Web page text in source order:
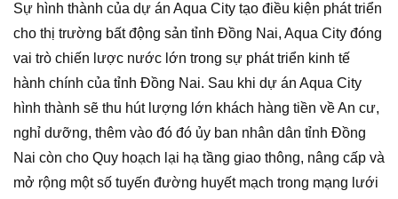
Sự hình thành của dự án Aqua City tạo điều kiện phát triển
cho thị trường bất động sản tỉnh Đồng Nai, Aqua City đóng
vai trò chiến lược nước lớn trong sự phát triển kinh tế
hành chính của tỉnh Đồng Nai. Sau khi dự án Aqua City
hình thành sẽ thu hút lượng lớn khách hàng tiền về An cư,
nghỉ dưỡng, thêm vào đó đó ủy ban nhân dân tỉnh Đồng
Nai còn cho Quy hoạch lại hạ tầng giao thông, nâng cấp và
mở rộng một số tuyến đường huyết mạch trong mạng lưới